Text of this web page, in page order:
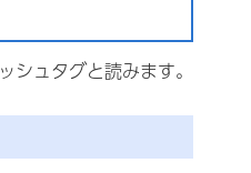
ュタグと読みます。